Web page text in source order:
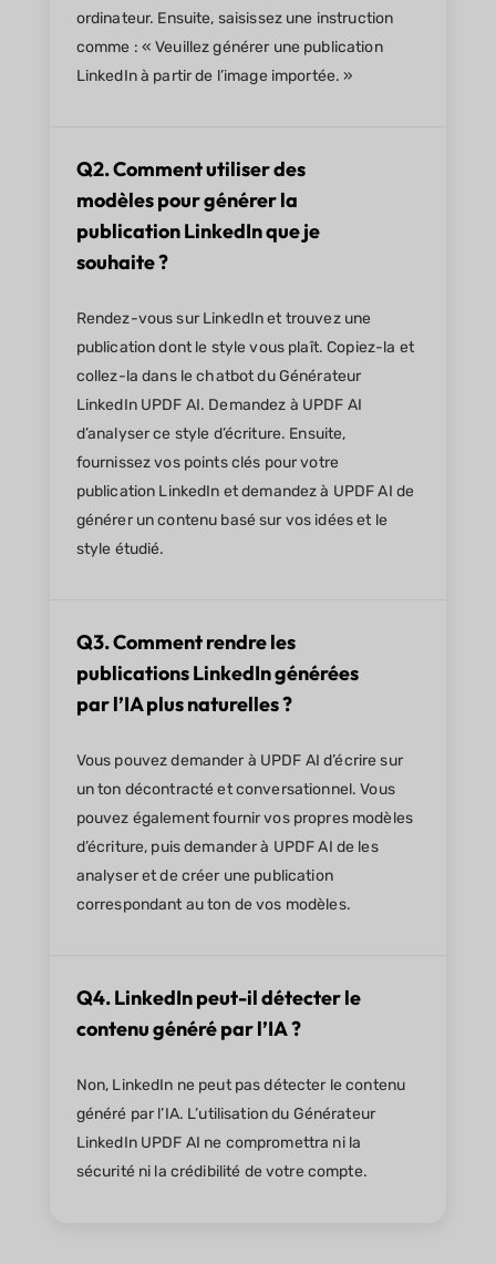
ordinateur. Ensuite, saisissez une instruction
comme : « Veuillez générer une publication
LinkedIn à partir de l’image importée. »
Q2. Comment utiliser des
modèles pour générer la
publication LinkedIn que je
souhaite ?
Rendez-vous sur LinkedIn et trouvez une
publication dont le style vous plaît. Copiez-la et
collez-la dans le chatbot du Générateur
LinkedIn UPDF AI. Demandez à UPDF AI
d’analyser ce style d’écriture. Ensuite,
fournissez vos points clés pour votre
publication LinkedIn et demandez à UPDF AI de
générer un contenu basé sur vos idées et le
style étudié.
Q3. Comment rendre les
publications LinkedIn générées
par l’IA plus naturelles ?
Vous pouvez demander à UPDF AI d’écrire sur
un ton décontracté et conversationnel. Vous
pouvez également fournir vos propres modèles
d’écriture, puis demander à UPDF AI de les
analyser et de créer une publication
correspondant au ton de vos modèles.
Q4. LinkedIn peut-il détecter le
contenu généré par l’IA ?
Non, LinkedIn ne peut pas détecter le contenu
généré par l’IA. L’utilisation du Générateur
LinkedIn UPDF AI ne compromettra ni la
sécurité ni la crédibilité de votre compte.